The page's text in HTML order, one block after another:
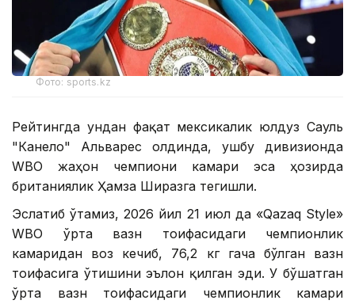
Фото: sports.kz
Рейтингда ундан фақат мексикалик юлдуз Сауль
"Канело" Альварес олдинда, ушбу дивизионда
WBО жаҳон чемпиони камари эса ҳозирда
британиялик Ҳамза Ширазга тегишли.
Эслатиб ўтамиз, 2026 йил 21 июл да «Qazaq Style»
WВО ўрта вазн тоифасидаги чемпионлик
камаридан воз кечиб, 76,2 кг гача бўлган вазн
тоифасига ўтишини эълон қилган эди. У бўшатган
ўрта вазн тоифасидаги чемпионлик камари